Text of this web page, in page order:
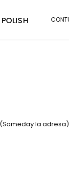
(Sameday la adresa)